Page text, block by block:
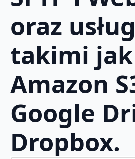
oraz
takimi jak
Amazon
Google
Dropbox.